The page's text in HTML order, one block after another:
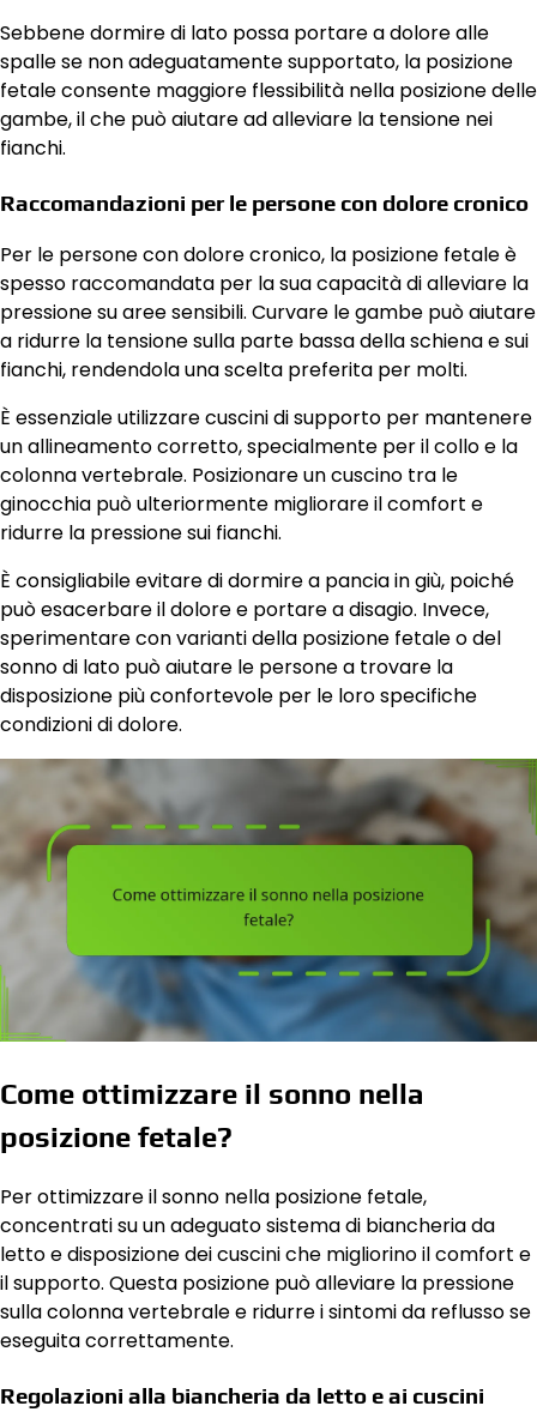
Sebbene dormire di lato possa portare a dolore alle
spalle se non adeguatamente supportato, la posizione
fetale consente maggiore flessibilità nella posizione delle
gambe, il che può aiutare ad alleviare la tensione nei
fianchi.
Raccomandazioni per le persone con dolore cronico
Per le persone con dolore cronico, la posizione fetale è
spesso raccomandata per la sua capacità di alleviare la
pressione su aree sensibili. Curvare le gambe può aiutare
a ridurre la tensione sulla parte bassa della schiena e sui
fianchi, rendendola una scelta preferita per molti.
È essenziale utilizzare cuscini di supporto per mantenere
un allineamento corretto, specialmente per il collo e la
colonna vertebrale. Posizionare un cuscino tra le
ginocchia può ulteriormente migliorare il comfort e
ridurre la pressione sui fianchi.
È consigliabile evitare di dormire a pancia in giù, poiché
può esacerbare il dolore e portare a disagio. Invece,
sperimentare con varianti della posizione fetale o del
sonno di lato può aiutare le persone a trovare la
disposizione più confortevole per le loro specifiche
condizioni di dolore.
Come ottimizzare il sonno nella
posizione fetale?
Per ottimizzare il sonno nella posizione fetale,
concentrati su un adeguato sistema di biancheria da
letto e disposizione dei cuscini che migliorino il comfort e
il supporto. Questa posizione può alleviare la pressione
sulla colonna vertebrale e ridurre i sintomi da reflusso se
eseguita correttamente.
Regolazioni alla biancheria da letto e ai cuscini